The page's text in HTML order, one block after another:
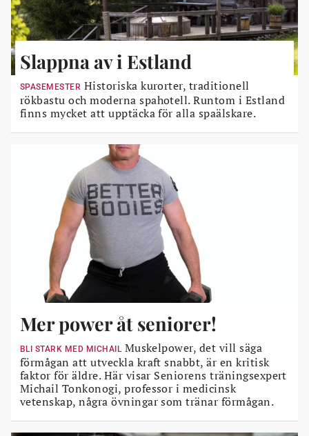
Slappna av i Estland
SPASEMESTER Historiska kurorter, traditionell
rökbastu och moderna spahotell. Runtom i Estland
finns mycket att upptäcka för alla spaälskare.
Mer power åt seniorer!
BLI STARK MED MICHAILMuskelpower, det vill säga
förmågan att utveckla kraft snabbt, är en kritisk
faktor för äldre. Här visar Seniorens träningsexpert
Michail Tonkonogi, professor i medicinsk
vetenskap, några övningar som tränar förmågan.